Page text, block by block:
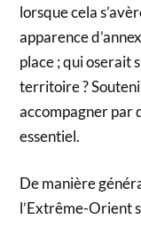
lorsque cela
apparence
place ; qui oserait
territoire ?
accompagner par
essentiel.
De manière
l’Extrême-Orient